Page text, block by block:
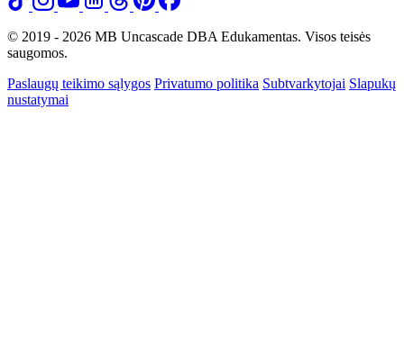
© 2019 - 2026 MB Uncascade DBA Edukamentas. Visos teisės
saugomos.
Paslaugų teikimo sąlygos Privatumo politika Subtvarkytojai Slapukų
nustatymai